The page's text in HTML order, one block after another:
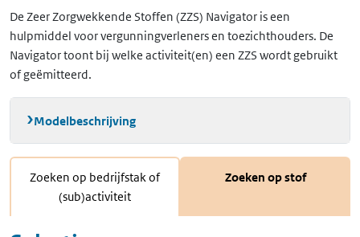
De Zeer Zorgwekkende Stoffen (ZZS) Navigator is een
hulpmiddel voor vergunningverleners en toezichthouders. De
Navigator toont bij welke activiteit(en) een ZZS wordt gebruikt
of geëmitteerd.
Modelbeschrijving
Zoeken op bedrijfstak of
(sub)activiteit
Zoeken op stof